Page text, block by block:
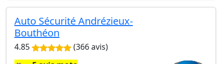
Auto Sécurité Andrézieux-
Bouthéon
4.85 (366 avis)